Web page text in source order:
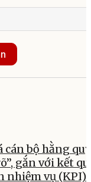
cán bộ hằng quý
gắn với kết
nhiệm vụ (KPI)